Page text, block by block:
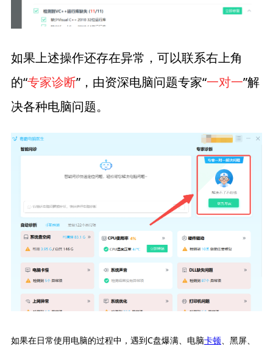
如果上述操作还存在异常，可以联系右上角
的“专家诊断”，由资深电脑问题专家“一对一”解
决各种电脑问题。
如果在日常使用电脑的过程中，遇到C盘爆满、电脑卡顿、黑屏、